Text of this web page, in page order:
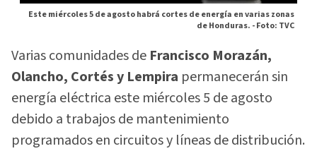
Este miércoles 5 de agosto habrá cortes de energía en varias zonas
de Honduras. -Foto: TVC
Varias comunidades de Francisco Morazán,
Olancho, Cortés y Lempira permanecerán sin
energía eléctrica este miércoles 5 de agosto
debido a trabajos de mantenimiento
programados en circuitos y líneas de distribución.